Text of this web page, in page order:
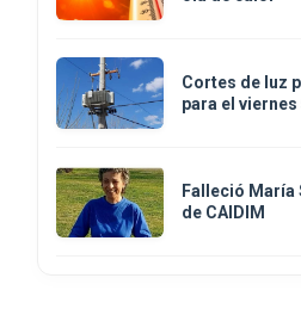
Cortes de luz
para el viernes
Falleció
de CAIDIM